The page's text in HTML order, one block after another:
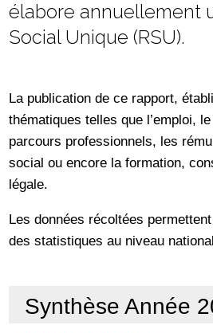
élabore annuellement
Social Unique (RSU).
La publication de ce rapport,
thématiques telles que l’emploi,
parcours professionnels, les
social ou encore la formation,
légale.
Les données récoltées
des statistiques au niveau
Synthèse Année